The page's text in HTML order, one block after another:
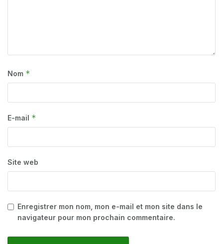
Nom *
E-mail *
Site web
Enregistrer mon nom, mon e-mail et mon site dans le
navigateur pour mon prochain commentaire.